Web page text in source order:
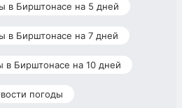
в Бирштонасе на 5 дней
в Бирштонасе на 7 дней
в Бирштонасе на 10 дней
погоды